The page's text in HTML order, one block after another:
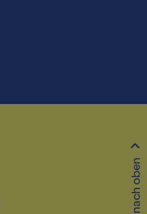
nach oben